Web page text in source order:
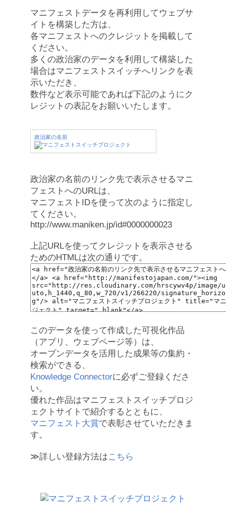
マニフェストデータを再利用してウェブサ
イトを構築した方は、
各マニフェストへのクレジットを掲載して
ください。
多くの政治家のデータを利用して構築した
場合はマニフェストスイッチへリンクを表
示いただき、
数件など表示可能であれば下記のようにク
レジットの表記をお願いいたします。
政治家の名前
政治家の名前のリンク先で表示させるマニ
フェストへのURLは、
マニフェストIDを使って次のように指定し
てください。
http://www.maniken.jp/id#0000000023
上記URLを使ってクレジットを表示させる
ためのHTMLは次の通りです。
このデータを使って作成した可視化作品
（アプリ、ウェブページ等）は、
オープンデータを活用した成果等の集約・
検索ができる、
Knowledge Connectorに必ずご登録くださ
い。
優れた作品はマニフェストスイッチプロジ
ェクトサイトで紹介するとともに、
マニフェスト大賞で表彰させていただきま
す。
≫詳しい登録方法はこちら